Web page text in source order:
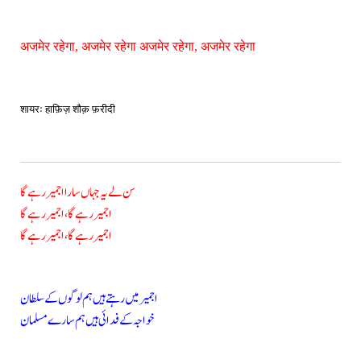
अजमेर रहेगा, अजमेर रहेगा अजमेर रहेगा, अजमेर रहेगा
शायरः हाफ़िज़ शौक़ फ़रीदी
سن لے یہ جہاں سارا اجمیر رہے گا
اجمیر رہے گا، اجمیر رہے گا
اجمیر رہے گا، اجمیر رہے گا
اجمیر میں رہتے ہیں ہم لوگوں کے سلطان
خواجہ کے فدائی ہیں ہم سارے مسلمان